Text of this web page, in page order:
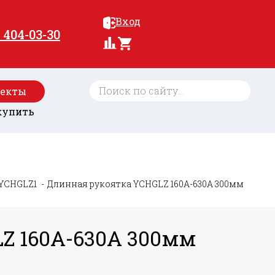
03-30
Вход
Длинная рукоятка YCHGLZ 160A-630A 300мм
160A-630A 300мм